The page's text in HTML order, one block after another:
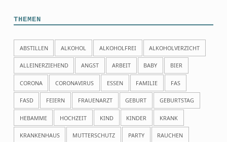
THEMEN
ABSTILLEN ALKOHOL ALKOHOLFREI ALKOHOLVERZICHT
ALLEINERZIEHEND ANGST ARBEIT BABY BIER
CORONA CORONAVIRUS ESSEN FAMILIE FAS
FASD FEIERN FRAUENARZT GEBURT GEBURTSTAG
HEBAMME HOCHZEIT KIND KINDER KRANK
KRANKENHAUS MUTTERSCHUTZ PARTY RAUCHEN